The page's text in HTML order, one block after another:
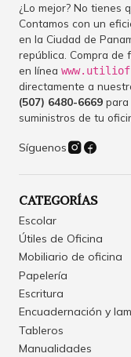
¿Lo mejor? No tienes
Contamos con un
en la Ciudad de
república. Compra de
en línea
directamente a
(507) 6480-6669 para
suministros de tu
Síguenos
CATEGORÍAS
Escolar
Útiles de Oficina
Mobiliario de oficina
Papelería
Escritura
Encuadernación y
Tableros
Manualidades